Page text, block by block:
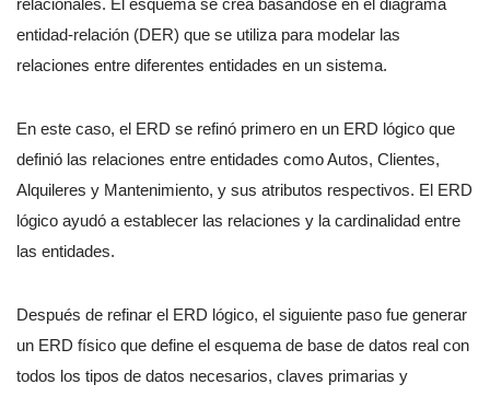
relacionales. El esquema se crea basándose en el diagrama
entidad-relación (DER) que se utiliza para modelar las
relaciones entre diferentes entidades en un sistema.
En este caso, el ERD se refinó primero en un ERD lógico que
definió las relaciones entre entidades como Autos, Clientes,
Alquileres y Mantenimiento, y sus atributos respectivos. El ERD
lógico ayudó a establecer las relaciones y la cardinalidad entre
las entidades.
Después de refinar el ERD lógico, el siguiente paso fue generar
un ERD físico que define el esquema de base de datos real con
todos los tipos de datos necesarios, claves primarias y